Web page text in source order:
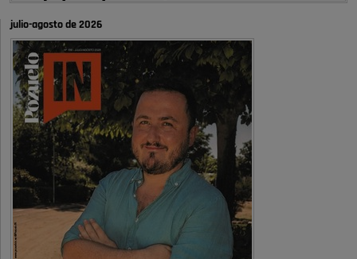
autobombo: casi …
Señora Alcaldesa Ud no ha vivido nunca en Pozuelo , pero yo si desde
hace más de 60 años , …
Pozuelo de Alarcón
Quejas por el deterioro de la
limpieza …
A ver si es posible que haya vivienda para familias con hijos y no
solamente jóvenes que no es tan …
Pozuelo de Alarcón
Pozuelo desbloquea
definitivamente Huerta Grande: las
obras …
julio-agosto de 2026